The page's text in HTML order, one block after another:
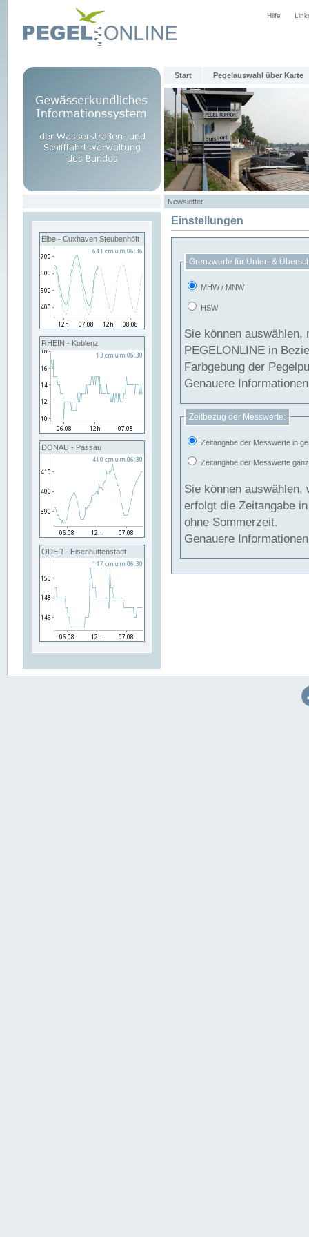
Hilfe
Start Pegelauswahl über Karte
Newsletter
Elbe - Cuxhaven Steubenhöft
RHEIN - Koblenz
DONAU - Passau
ODER - Eisenhüttenstadt
Einstellungen
Grenzwerte für Unter- &
MHW / MNW
HSW
Sie können
PEGELONLINE in Beziehung
Farbgebung der
Genauere
Zeitbezug der Messwerte:
Zeitangabe der Messwerte in
Zeitangabe der Messwerte
Sie können auswählen,
erfolgt die Zeitangabe
ohne Sommerzeit.
Genauere